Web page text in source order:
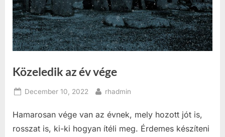
Közeledik az év vége
Posted
December 10, 2022 By
rhadmin
Hamarosan vége van az évnek, mely hozott jót is,
rosszat is, ki-ki hogyan ítéli meg. Érdemes készíteni